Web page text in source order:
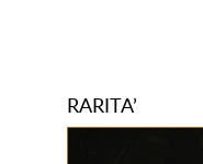
RARITA’